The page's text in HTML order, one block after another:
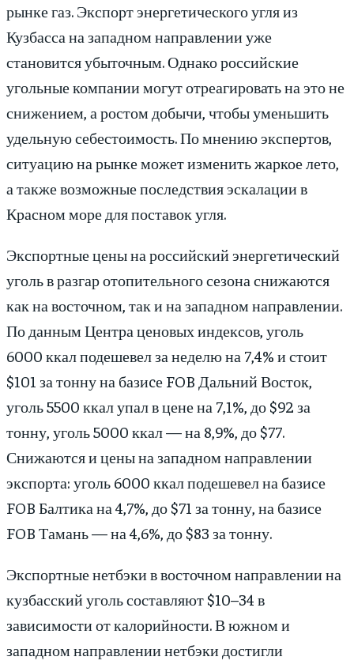
рынке газ. Экспорт энергетического угля из
Кузбасса на западном направлении уже
становится убыточным. Однако российские
угольные компании могут отреагировать на это не
снижением, а ростом добычи, чтобы уменьшить
удельную себестоимость. По мнению экспертов,
ситуацию на рынке может изменить жаркое лето,
а также возможные последствия эскалации в
Красном море для поставок угля.
Экспортные цены на российский энергетический
уголь в разгар отопительного сезона снижаются
как на восточном, так и на западном направлении.
По данным Центра ценовых индексов, уголь
6000 ккал подешевел за неделю на 7,4% и стоит
$101 за тонну на базиcе FOB Дальний Восток,
уголь 5500 ккал упал в цене на 7,1%, до $92 за
тонну, уголь 5000 ккал — на 8,9%, до $77.
Снижаются и цены на западном направлении
экспорта: уголь 6000 ккал подешевел на базисе
FOB Балтика на 4,7%, до $71 за тонну, на базисе
FOB Тамань — на 4,6%, до $83 за тонну.
Экспортные нетбэки в восточном направлении на
кузбасский уголь составляют $10–34 в
зависимости от калорийности. В южном и
западном направлении нетбэки достигли